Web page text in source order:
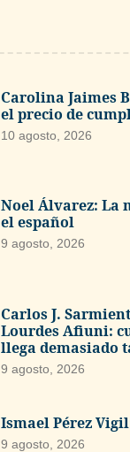
Carolina Jaimes
el precio de
10 agosto, 2026
Noel Álvarez: La
el español
9 agosto, 2026
Carlos J.
Lourdes Afiuni:
llega demasiado
9 agosto, 2026
Ismael Pérez
9 agosto, 2026